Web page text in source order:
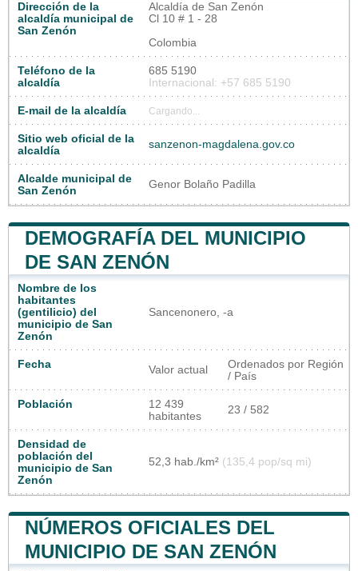
Dirección de la
alcaldía municipal de
San Zenón
Alcaldía de San Zenón
Cl 10 # 1 - 28
Colombia
Teléfono de la
alcaldía
685 5190
Internacional: +57 685 5190
E-mail de la alcaldía Cargando...
Sitio web oficial de la
alcaldía
sanzenon-magdalena.gov.co
Alcalde municipal de
San Zenón
Genor Bolaño Padilla
DEMOGRAFÍA DEL MUNICIPIO
DE SAN ZENÓN
Nombre de los
habitantes
(gentilicio) del
municipio de San
Zenón
Sancenonero, -a
Fecha Valor actual
Ordenados por Región
/ País
Población
12 439
habitantes
23 / 582
Densidad de
población del
municipio de San
Zenón
52,3 hab./km² (135,4 pop/sq mi)
NÚMEROS OFICIALES DEL
MUNICIPIO DE SAN ZENÓN